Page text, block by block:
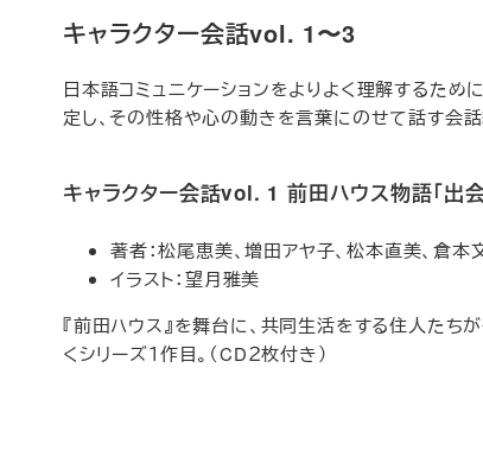
キャラクター会話vol. 1〜3
日本語コミュニケーションをよりよく理解するため
定し、その性格や心の動きを言葉にのせて話す会話
キャラクター会話vol. 1 前田ハウス物語「出
著者：松尾恵美、増田アヤ子、松本直美、倉本
イラスト：望月雅美
『前田ハウス』を舞台に、共同生活をする住人た
くシリーズ１作目。（CD２枚付き）